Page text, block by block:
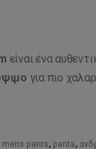
είναι ένα
για πιο
mens pants, pants,